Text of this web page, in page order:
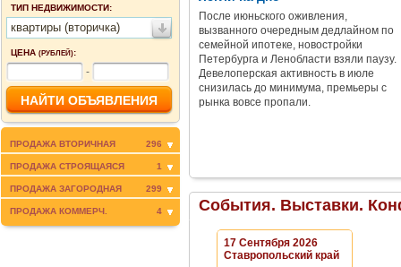
ТИП НЕДВИЖИМОСТИ:
квартиры (вторичка)
ЦЕНА (РУБЛЕЙ):
-
ПРОДАЖА ВТОРИЧНАЯ 296
ПРОДАЖА СТРОЯЩАЯСЯ 1
ПРОДАЖА ЗАГОРОДНАЯ 299
ПРОДАЖА КОММЕРЧ. 4
После июньского оживления,
вызванного очередным дедлайном по
семейной ипотеке, новостройки
Петербурга и Ленобласти взяли паузу.
Девелоперская активность в июле
снизилась до минимума, премьеры с
рынка вовсе пропали.
События. Выставки.
17 Сентября 2026
Ставропольский край